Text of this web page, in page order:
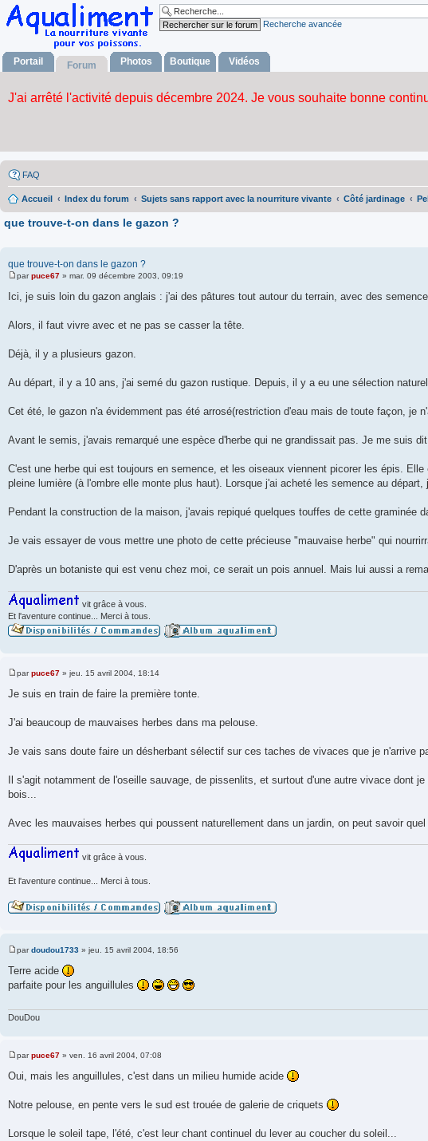
Recherche avancée
Portail Forum Photos Boutique Vidéos
FAQ
Accueil Index du forum Sujets sans rapport avec la nourriture vivante Côté jardinage
que trouve-t-on dans le gazon ?
que trouve-t-on dans le gazon ?
e
s
a
g
parpuce67 » mar. 09 décembre 2003, 09:19
Ici, je suis loin du gazon anglais : j'ai des pâtures tout autour du terrain, avec des
Alors, il faut vivre avec et ne pas se casser la tête.
Déjà, il y a plusieurs gazon.
Au départ, il y a 10 ans, j'ai semé du gazon rustique. Depuis, il y a eu une sélection
Cet été, le gazon n'a évidemment pas été arrosé(restriction d'eau mais de toute façon, je
Avant le semis, j'avais remarqué une espèce d'herbe qui ne grandissait pas. Je me suis
C'est une herbe qui est toujours en semence, et les oiseaux viennent picorer les épis.
pleine lumière (à l'ombre elle monte plus haut). Lorsque j'ai acheté les semence au
Pendant la construction de la maison, j'avais repiqué quelques touffes de cette graminée
Je vais essayer de vous mettre une photo de cette précieuse "mauvaise herbe" qui
D'après un botaniste qui est venu chez moi, ce serait un pois annuel. Mais lui aussi a
vit grâce à vous.
Et l'aventure continue... Merci à tous.
M
s
a
g
parpuce67 » jeu. 15 avril 2004, 18:14
Je suis en train de faire la première tonte.
J'ai beaucoup de mauvaises herbes dans ma pelouse.
Je vais sans doute faire un désherbant sélectif sur ces taches de vivaces que je n'arrive
Il s'agit notamment de l'oseille sauvage, de pissenlits, et surtout d'une autre vivace dont
bois...
Avec les mauvaises herbes qui poussent naturellement dans un jardin, on peut savoir
vit grâce à vous.
Et l'aventure continue... Merci à tous.
M
s
s
e
pardoudou1733 » jeu. 15 avril 2004, 18:56
Terre acide
parfaite pour les anguillules
DouDou
M
e
s
a
g
parpuce67 » ven. 16 avril 2004, 07:08
Oui, mais les anguillules, c'est dans un milieu humide acide
Notre pelouse, en pente vers le sud est trouée de galerie de criquets
Lorsque le soleil tape, l'été, c'est leur chant continuel du lever au coucher du soleil...